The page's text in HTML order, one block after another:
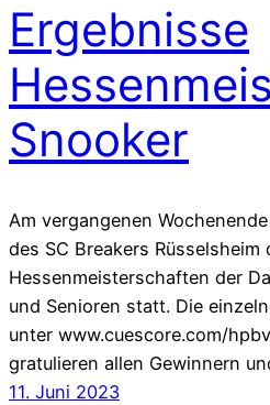
Ergebnisse
Snooker
Am vergangenen
des SC Breakers Rüsselsheim
Hessenmeisterschaften der
und Senioren statt. Die
unter www.cuescore.com/
gratulieren allen Gewinnern
11. Juni 2023